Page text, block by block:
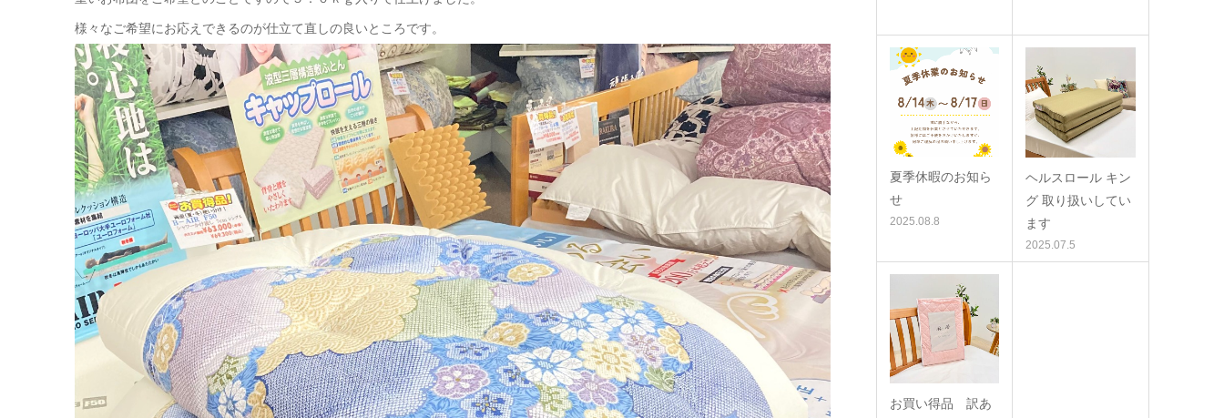
様々なご希望にお応えできるのが仕立て直しの良いところです。
夏季休暇のお知ら
せ
2025.08.8
ヘルスロール キン
グ 取り扱いしてい
ます
2025.07.5
お買い得品 訳あ